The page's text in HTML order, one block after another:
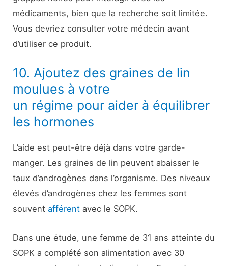
médicaments, bien que la recherche soit limitée.
Vous devriez consulter votre médecin avant
d’utiliser ce produit.
10. Ajoutez des graines de lin
moulues à votre
un régime pour aider à équilibrer
les hormones
L’aide est peut-être déjà dans votre garde-
manger. Les graines de lin peuvent abaisser le
taux d’androgènes dans l’organisme. Des niveaux
élevés d’androgènes chez les femmes sont
souventafférent avec le SOPK.
Dans une étude, une femme de 31 ans atteinte du
SOPK a complété son alimentation avec 30